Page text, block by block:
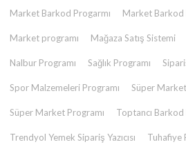
Market Barkod Progarmı Market Barkod
Market programı Mağaza Satış Sistemi
Nalbur Programı Sağlık Programı
Spor Malzemeleri Programı Süper
Süper Market Programı Toptancı Barkod
Trendyol Yemek Sipariş Yazıcısı Tuhafiye